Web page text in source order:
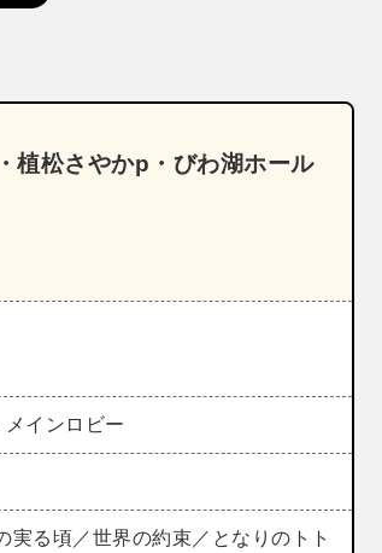
植松さやかp・びわ湖ホール
インロビー
る頃／世界の約束／となりのトト